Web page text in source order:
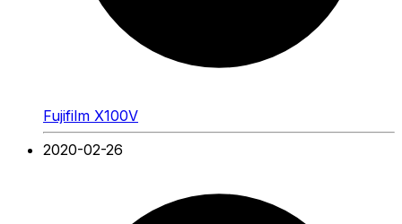
Fujifilm X100V
2020-02-26